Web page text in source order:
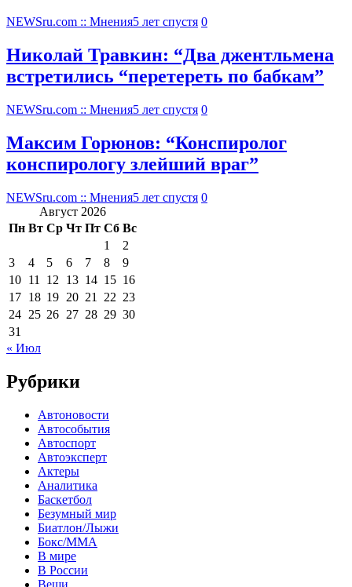
NEWSru.com :: Мнения5 лет спустя 0
Николай Травкин: “Два джентльмена
встретились “перетереть по бабкам”
NEWSru.com :: Мнения5 лет спустя 0
Максим Горюнов: “Конспиролог
конспирологу злейший враг”
NEWSru.com :: Мнения5 лет спустя 0
Август 2026
Пн Вт Ср Чт Пт Сб Вс
1
2
3
4 5 6 7 8
9
10 11 12 13 14 15 16
17 18 19 20 21 22 23
24 25 26 27 28 29 30
31
« Июл
Рубрики
Автоновости
Автособытия
Автоспорт
Автоэксперт
Актеры
Аналитика
Баскетбол
Безумный мир
Биатлон/Лыжи
Бокс/MMA
В мире
В России
Вещи